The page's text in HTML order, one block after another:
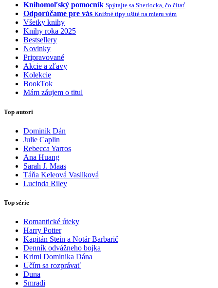
Knihomoľský pomocník Spýtajte sa Sherlocka, čo čítať
Odporúčame pre vás Knižné tipy ušité na mieru vám
Všetky knihy
Knihy roka 2025
Bestsellery
Novinky
Pripravované
Akcie a zľavy
Kolekcie
BookTok
Mám záujem o titul
Top autori
Dominik Dán
Julie Caplin
Rebecca Yarros
Ana Huang
Sarah J. Maas
Táňa Keleová Vasilková
Lucinda Riley
Top série
Romantické úteky
Harry Potter
Kapitán Stein a Notár Barbarič
Denník odvážneho bojka
Krimi Dominika Dána
Učím sa rozprávať
Duna
Smradi